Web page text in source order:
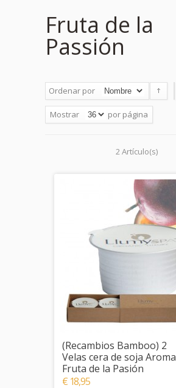
Fruta de la
Passión
Ordenar por
Mostrar por página
2 Artículo(s)
(Recambios Bamboo) 2
Velas cera de soja Aroma
Fruta de la Pasión
€ 18,95